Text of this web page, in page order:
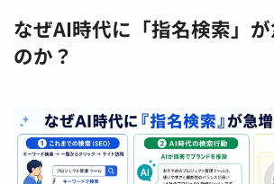
なぜAI時代に「指名検索」
のか？